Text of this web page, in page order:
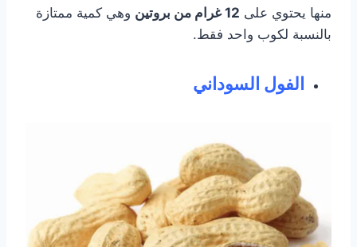
منها يحتوي على 12 غرام من بروتين
وهي كمية ممتازة
بالنسبة لكوب واحد فقط.
الفول السوداني